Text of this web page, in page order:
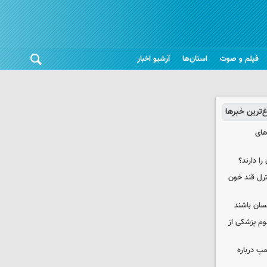
فیلم و صوت استان‌ها آرشیو اخبار
خبرها
دارند؟
قند خون
باشند
پزشکی از
درباره